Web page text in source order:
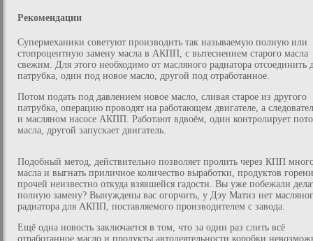
Рекомендации
Супермеханики советуют производить так называемую полную или
стопроцентную замену масла в АКПП, с вытеснением старого масла
свежим. Для этого необходимо от масляного радиатора отсоединить
патрубка, один под новое масло, другой под отработанное.
Потом подать под давлением новое масло, сливая старое из другого
патрубка, операцию проводят на работающем двигателе, а
и масляном насосе АКПП. Работают вдвоём, один контролирует
масла, другой запускает двигатель.
Подобный метод, действительно позволяет пролить через КПП
масла и выгнать приличное количество выработки, продуктов
прочей неизвестно откуда взявшейся гадости. Вы уже побежали
полную замену? Вынуждены вас огорчить, у Дэу Матиз нет
радиатора для АКПП, поставляемого производителем с завода.
Ещё одна новость заключается в том, что за один раз слить всё
отработанное масло и продукты автодеятельности коробки